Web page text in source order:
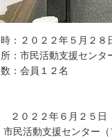
時 ： ２ ０ ２ ２年５ 月 ２ ８
所 ： 市民活動支援センタ
数 ： 会員 １ ２名
２ ０ ２ ２年６ 月 ２ ５ 日
市民活動支援センター （